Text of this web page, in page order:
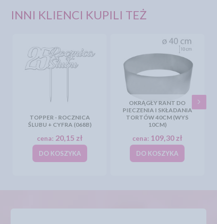
INNI KLIENCI KUPILI TEŻ
TOPPER - ROCZNICA
ŚLUBU + CYFRA (068B)
cena: 20,15 zł
DO KOSZYKA
OKRĄGŁY RANT DO
PIECZENIA I SKŁADANIA
TORTÓW 40CM (WYS
10CM)
cena: 109,30 zł
DO KOSZYKA